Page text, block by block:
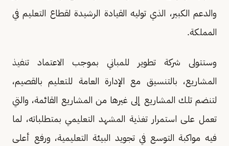
والدعم الكبير، الذي توليه القيادة الرشيدة لقطاع التعليم في
المملكة.
وستتولى شركة تطوير للمباني بموجب الاعتماد تنفيذ
المشاريع، بالتنسيق مع الإدارة العامة للتعليم بالقصيم،
لتنضم تلك المشاريع إلى غيرها من المشاريع القائمة، والتي
تعمل على استمرار تغذية المشهد التعليمي بمتطلباته، لما
فيه مواكبة التوسع في تجويد البيئة التعليمية، ورفع أعلى